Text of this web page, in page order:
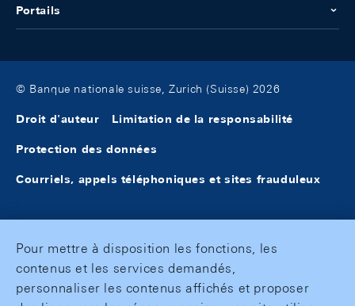
Portails
© Banque nationale suisse, Zurich (Suisse) 2026
Droit d'auteur Limitation de la responsabilité
Protection des données
Courriels, appels téléphoniques et sites frauduleux
Pour mettre à disposition les fonctions, les
contenus et les services demandés,
personnaliser les contenus affichés et proposer